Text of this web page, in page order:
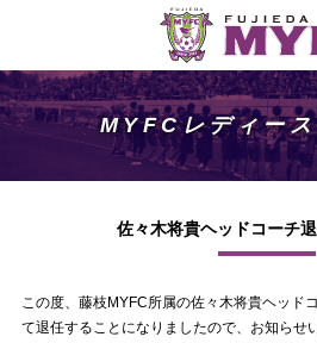
MYFCレディー
佐々木将貴ヘッドコーチ
この度、藤枝MYFC所属の佐々木将貴ヘッド
て退任することになりましたので、お知らせ